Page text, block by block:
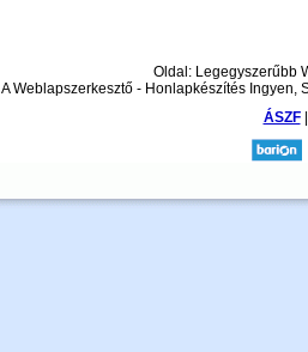
Oldal: Legegyszerűbb
A Weblapszerkesztő - Honlapkészítés Ingyen,
ÁSZF